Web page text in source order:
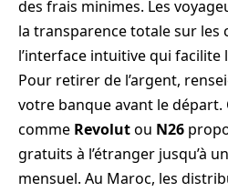
des frais minimes. Les
la transparence totale sur les
l’interface intuitive qui facilite
Pour retirer de l’argent,
votre banque avant le départ.
comme Revolutou N26
gratuits à l’étranger jusqu’à
mensuel. Au Maroc, les